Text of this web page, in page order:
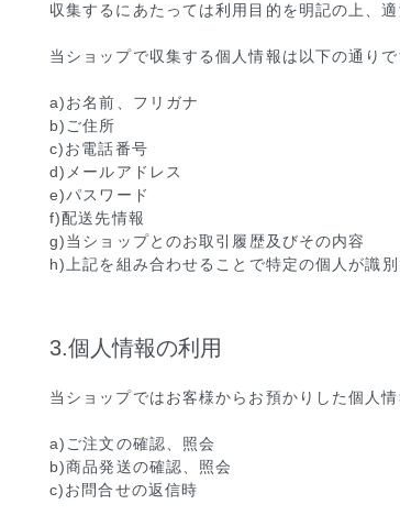
収集するにあたっては利用目的を明記の上、
当ショップで収集する個人情報は以下の通りで
a)お名前、フリガナ
b)ご住所
c)お電話番号
d)メールアドレス
e)パスワード
f)配送先情報
g)当ショップとのお取引履歴及びその内容
h)上記を組み合わせることで特定の個人が識
3.個人情報の利用
当ショップではお客様からお預かりした個人
a)ご注文の確認、照会
b)商品発送の確認、照会
c)お問合せの返信時